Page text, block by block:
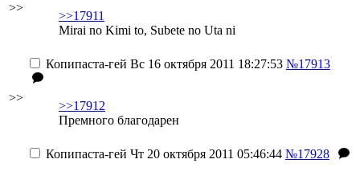
>>
>>17911
Mirai no Kimi to, Subete no Uta ni
>>
Копипаста-гей Вс 16 октября 2011 18:27:53 №17913
>>17912
Премного благодарен
Копипаста-гей Чт 20 октября 2011 05:46:44 №17928